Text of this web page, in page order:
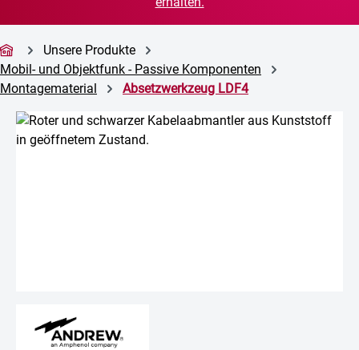
Unsere Produkte
Mobil- und Objektfunk - Passive Komponenten
Montagematerial
Absetzwerkzeug LDF4
Bildergalerie überspringen